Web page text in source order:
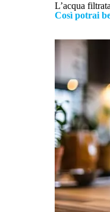
L’acqua
Così potrai